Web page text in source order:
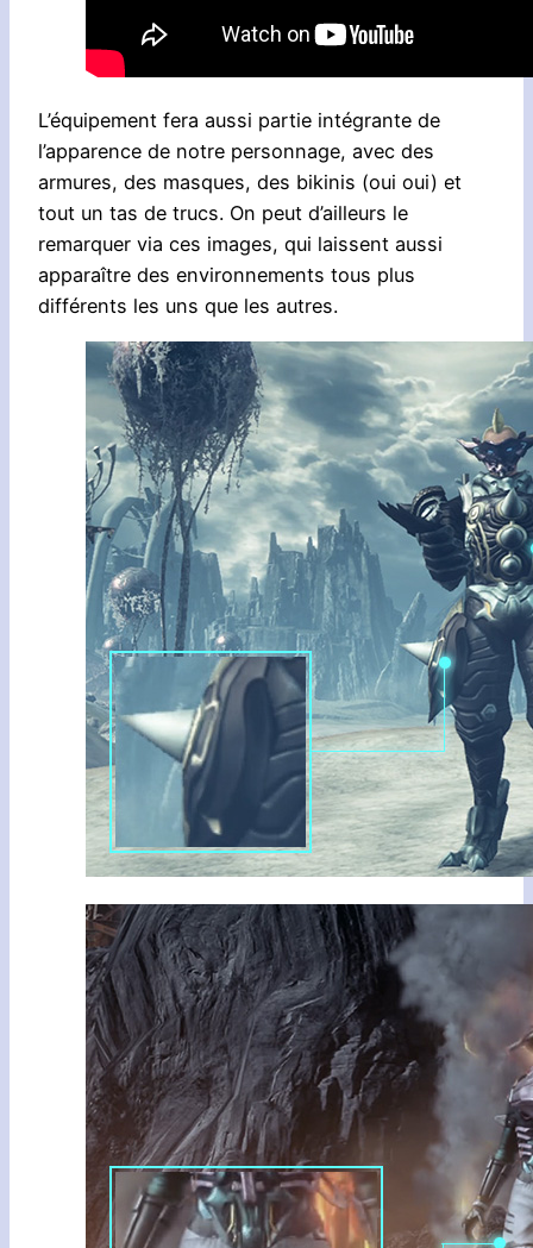
L’équipement fera aussi partie intégrante de
l’apparence de notre personnage, avec des
armures, des masques, des bikinis (oui oui) et
tout un tas de trucs. On peut d’ailleurs le
remarquer via ces images, qui laissent aussi
apparaître des environnements tous plus
différents les uns que les autres.